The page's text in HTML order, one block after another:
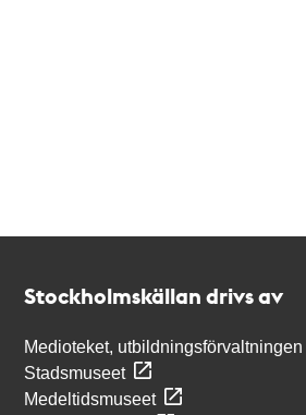
Stockholmskällan drivs av
Medioteket, utbildningsförvaltningen
Stadsmuseet
Medeltidsmuseet